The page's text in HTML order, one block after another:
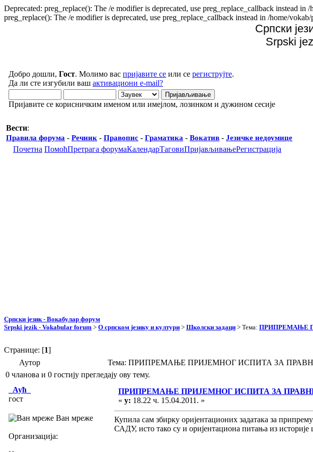
Deprecated: preg_replace(): The /e modifier is deprecated, use preg_replace_callback instead
preg_replace(): The /e modifier is deprecated, use preg_replace_callback instead in /home/
Српски
Srpski
Добро дошли, Гост. Молимо вас пријавите се или се региструјте.
Да ли сте изгубили ваш активациони e-mail?
Пријавите се корисничким именом или имејлом, лозинком и дужином сесије
Вести:
Правила форума - Речник - Правопис - Граматика - Вокатив - Језичке недоумице
Почетна ПомоћПретрага форумаКалендарТаговиПријављивањеРегистрација
Српски језик - Вокабулар форум
Srpski jezik - Vokabular forum > О српском језику и култури > Школски задаци > Тема: ПРИПРЕМАЊЕ
Странице: [1]
Аутор
Тема: ПРИПРЕМАЊЕ ПРИЈЕМНОГ ИСПИТА ЗА
0 чланова и 0 гостију прегледају ову тему.
_Аућ_
гост
Ван мреже
Организација:
ПРИПРЕМАЊЕ ПРИЈЕМНОГ ИСПИТА ЗА
« у: 18.22 ч. 15.04.2011. »
Купила сам збирку оријентационих задатака за
САДУ, исто тако су и оријентациона питања из